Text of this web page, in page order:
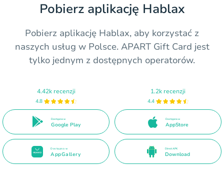
Pobierz aplikację Hablax
Pobierz aplikację Hablax, aby korzystać z
naszych usług w Polsce. APART Gift Card jest
tylko jednym z dostępnych operatorów.
4.42k recenzji
4.8
Dostępna w
Google Play
1.2k recenzji
4.4
Dostępna w
AppStore
Dostępna w
AppGallery
Direct APK
Download